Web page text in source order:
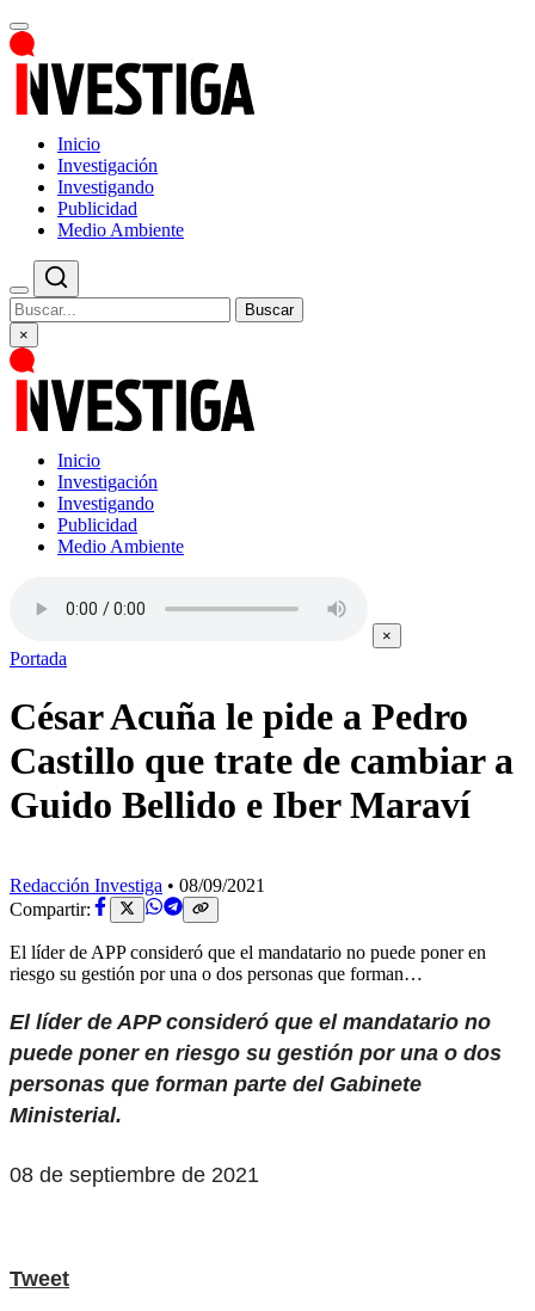
Inicio
Investigación
Investigando
Publicidad
Medio Ambiente
Buscar
×
Inicio
Investigación
Investigando
Publicidad
Medio Ambiente
×
Portada
César Acuña le pide a Pedro
Castillo que trate de cambiar a
Guido Bellido e Iber Maraví
Redacción Investiga • 08/09/2021
Compartir:
El líder de APP consideró que el mandatario no puede poner en
riesgo su gestión por una o dos personas que forman…
El líder de APP consideró que el mandatario no
puede poner en riesgo su gestión por una o dos
personas que forman parte del Gabinete
Ministerial.
08 de septiembre de 2021
Tweet